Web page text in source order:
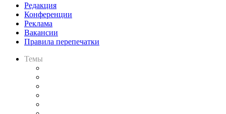
Редакция
Конференции
Реклама
Вакансии
Правила перепечатки
Темы